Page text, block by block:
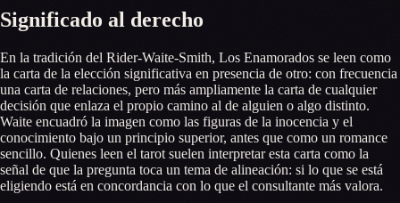
Significado al derecho
En la tradición del Rider-Waite-Smith, Los Enamorados se leen como
la carta de la elección significativa en presencia de otro: con frecuencia
una carta de relaciones, pero más ampliamente la carta de cualquier
decisión que enlaza el propio camino al de alguien o algo distinto.
Waite encuadró la imagen como las figuras de la inocencia y el
conocimiento bajo un principio superior, antes que como un romance
sencillo. Quienes leen el tarot suelen interpretar esta carta como la
señal de que la pregunta toca un tema de alineación: si lo que se está
eligiendo está en concordancia con lo que el consultante más valora.